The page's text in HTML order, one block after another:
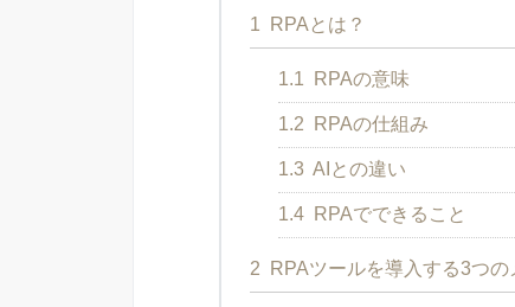
1 RPAとは？
1.1 RPAの意味
1.2 RPAの仕組み
1.3 AIとの違い
1.4 RPAでできること
2 RPAツールを導入する3つの